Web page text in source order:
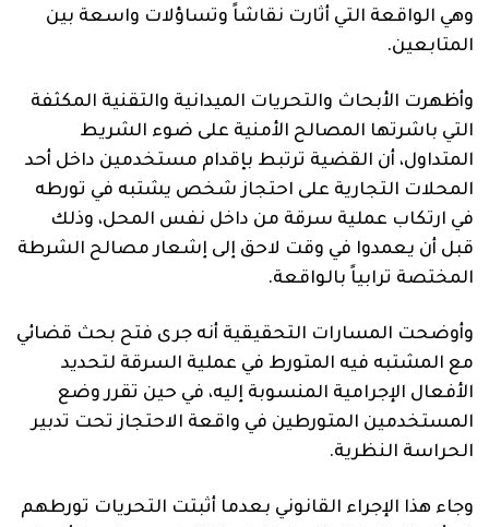
وهي الواقعة التي أثارت نقاشاً وتساؤلات واسعة بين
المتابعين.
وأظهرت الأبحاث والتحريات الميدانية والتقنية المكثفة
التي باشرتها المصالح الأمنية على ضوء الشريط
المتداول، أن القضية ترتبط بإقدام مستخدمين داخل أحد
المحلات التجارية على احتجاز شخص يشتبه في تورطه
في ارتكاب عملية سرقة من داخل نفس المحل، وذلك
قبل أن يعمدوا في وقت لاحق إلى إشعار مصالح الشرطة
المختصة ترابياً بالواقعة.
وأوضحت المسارات التحقيقية أنه جرى فتح بحث قضائي
مع المشتبه فيه المتورط في عملية السرقة لتحديد
الأفعال الإجرامية المنسوبة إليه، في حين تقرر وضع
المستخدمين المتورطين في واقعة الاحتجاز تحت تدبير
الحراسة النظرية.
وجاء هذا الإجراء القانوني بعدما أثبتت التحريات تورطهم